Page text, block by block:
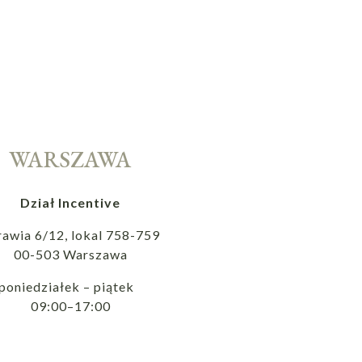
WARSZAWA
Dział Incentive
6/12, lokal 758-759
00-503 Warszawa
– piątek
09:00–17:00